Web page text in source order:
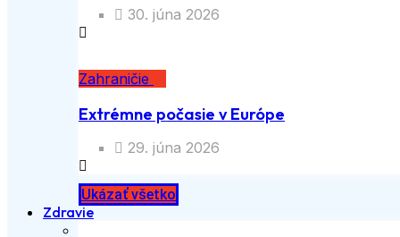
30. júna 2026
Zahraničie
Extrémne počasie v Európe
29. júna 2026
Ukázať všetko
Zdravie